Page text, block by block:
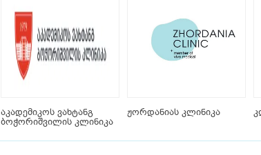
აკადემიკოს ვახტანგ
ბოჭორიშვილის კლინიკა
ჟორდანიას კლინიკა